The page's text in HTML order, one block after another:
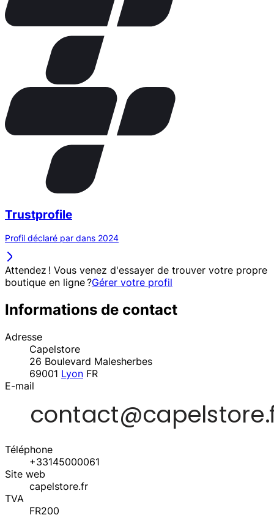
Trustprofile
Profil déclaré par dans 2024
Attendez ! Vous venez d'essayer de trouver votre propre
boutique en ligne ?Gérer votre profil
Informations de contact
Adresse
Capelstore
26 Boulevard Malesherbes
69001 Lyon FR
E-mail
Téléphone
+33145000061
Site web
capelstore.fr
TVA
FR200